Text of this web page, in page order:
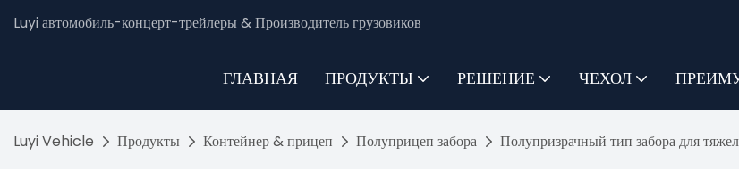
Luyi автомобиль-концерт-трейлеры & Производитель грузовиков
ГЛАВНАЯ ПРОДУКТЫ РЕШЕНИЕ ЧЕХОЛ
Luyi Vehicle Продукты Контейнер & прицеп Полуприцеп забора Полупризрачный тип забора для